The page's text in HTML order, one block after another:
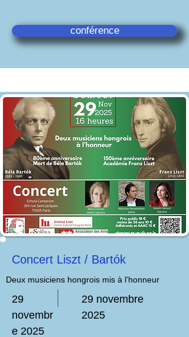
conférence
Concert Liszt / Bartók
Deux musiciens hongrois mis à l'honneur
29
novembr
e 2025
29 novembre
2025